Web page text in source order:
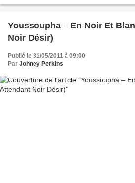
Youssoupha – En Noir Et
Noir Désir)
Publié le 31/05/2011 à 09:00
Par Johney Perkins